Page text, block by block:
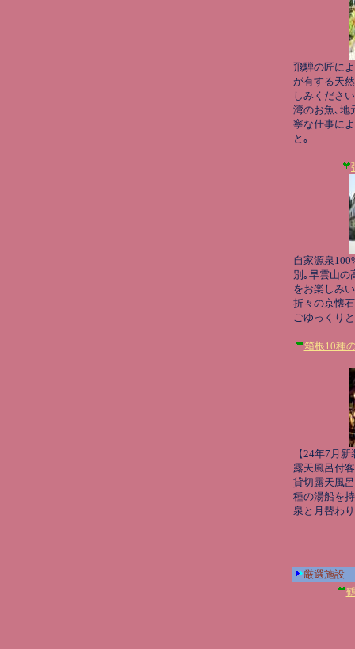
飛騨の匠に
が有する天
しみくださ
湾のお魚､地
寧な仕事に
と｡
自家源泉
別｡早雲山の
をお楽しみ
折々の京懐
ごゆっくり
箱根10種
【24年7月
露天風呂付
貸切露天風
種の湯船を
泉と月替わ
厳選施設